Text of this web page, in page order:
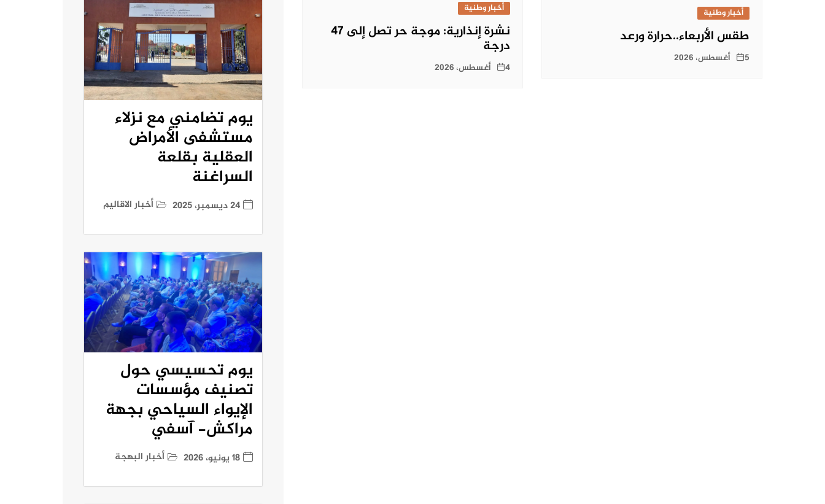
أخبار وطنية
طقس الأربعاء..حرارة ورعد
5 أغسطس، 2026
أخبار وطنية
نشرة إنذارية: موجة حر تصل إلى 47
درجة
4 أغسطس، 2026
يوم تضامني مع نزلاء
مستشفى الأمراض
العقلية بقلعة
السراغنة
24 ديسمبر، 2025 أخبار الاقاليم
يوم تحسيسي حول
تصنيف مؤسسات
الإيواء السياحي بجهة
مراكش- آسفي
18 يونيو، 2026 أخبار البهجة